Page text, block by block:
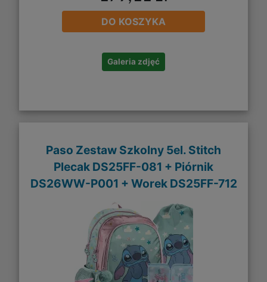
DO KOSZYKA
Galeria zdjęć
Paso Zestaw Szkolny 5el. Stitch
Plecak DS25FF-081 + Piórnik
DS26WW-P001 + Worek DS25FF-712